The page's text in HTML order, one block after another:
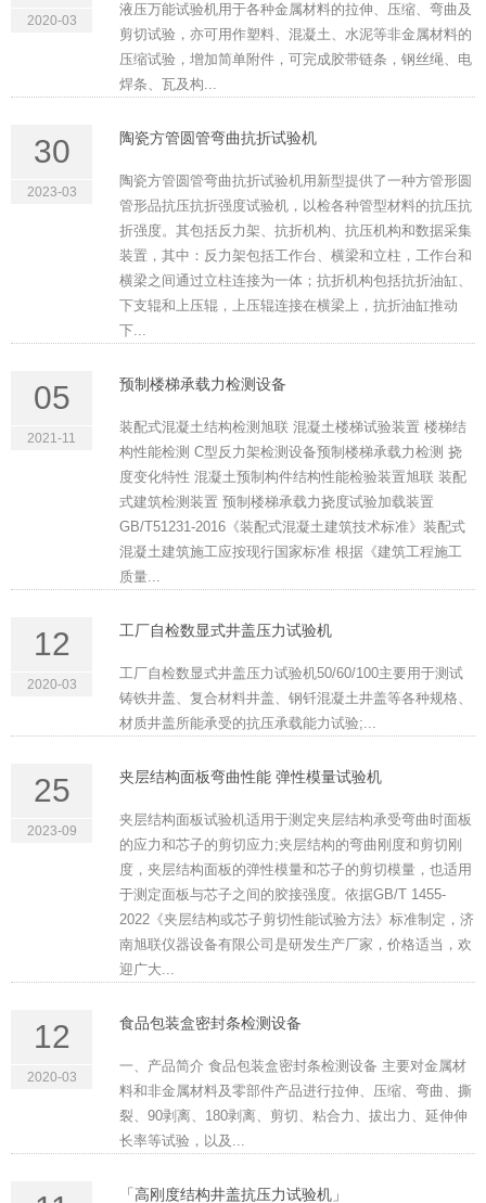
2020-03
液压万能试验机用于各种金属材料的拉伸、压缩、弯曲及
剪切试验，亦可用作塑料、混凝土、水泥等非金属材料的
压缩试验，增加简单附件，可完成胶带链条，钢丝绳、电
焊条、瓦及构...
30
2023-03
陶瓷方管圆管弯曲抗折试验机
陶瓷方管圆管弯曲抗折试验机用新型提供了一种方管形圆
管形品抗压抗折强度试验机，以检各种管型材料的抗压抗
折强度。其包括反力架、抗折机构、抗压机构和数据采集
装置，其中：反力架包括工作台、横梁和立柱，工作台和
横梁之间通过立柱连接为一体；抗折机构包括抗折油缸、
下支辊和上压辊，上压辊连接在横梁上，抗折油缸推动
下...
05
2021-11
预制楼梯承载力检测设备
装配式混凝土结构检测旭联 混凝土楼梯试验装置 楼梯结
构性能检测 C型反力架检测设备预制楼梯承载力检测 挠
度变化特性 混凝土预制构件结构性能检验装置旭联 装配
式建筑检测装置 预制楼梯承载力挠度试验加载装置
GB/T51231-2016《装配式混凝土建筑技术标准》装配式
混凝土建筑施工应按现行国家标准 根据《建筑工程施工
质量...
12
2020-03
工厂自检数显式井盖压力试验机
工厂自检数显式井盖压力试验机50/60/100主要用于测试
铸铁井盖、复合材料井盖、钢钎混凝土井盖等各种规格、
材质井盖所能承受的抗压承载能力试验;...
25
2023-09
夹层结构面板弯曲性能 弹性模量试验机
夹层结构面板试验机适用于测定夹层结构承受弯曲时面板
的应力和芯子的剪切应力;夹层结构的弯曲刚度和剪切刚
度，夹层结构面板的弹性模量和芯子的剪切模量，也适用
于测定面板与芯子之间的胶接强度。依据GB/T 1455-
2022《夹层结构或芯子剪切性能试验方法》标准制定，济
南旭联仪器设备有限公司是研发生产厂家，价格适当，欢
迎广大...
12
2020-03
食品包装盒密封条检测设备
一、产品简介 食品包装盒密封条检测设备 主要对金属材
料和非金属材料及零部件产品进行拉伸、压缩、弯曲、撕
裂、90剥离、180剥离、剪切、粘合力、拔出力、延伸伸
长率等试验，以及...
「高刚度结构井盖抗压力试验机」